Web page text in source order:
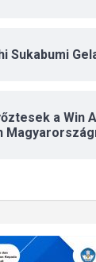
Sukabumi
a Win